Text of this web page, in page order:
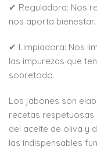
✔ Reguladora: Nos
nos aporta bienestar.
✔ Limpiadora: Nos
las impurezas que
sobretodo.
Los jabones son
recetas respetuosas
del aceite de oliva y
las indispensables